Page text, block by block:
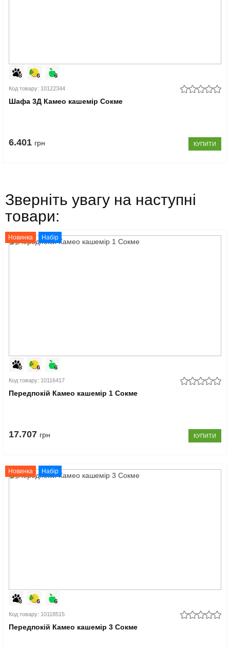
Код товару: 10122344
Шафа 3Д Камео кашемір Сокме
6.401 грн КУПИТИ
Зверніть увагу на наступні
товари:
Новинка Набір
Код товару: 10116417
Передпокій Камео кашемір 1 Сокме
17.707 грн КУПИТИ
Новинка Набір
Код товару: 10118515
Передпокій Камео кашемір 3 Сокме